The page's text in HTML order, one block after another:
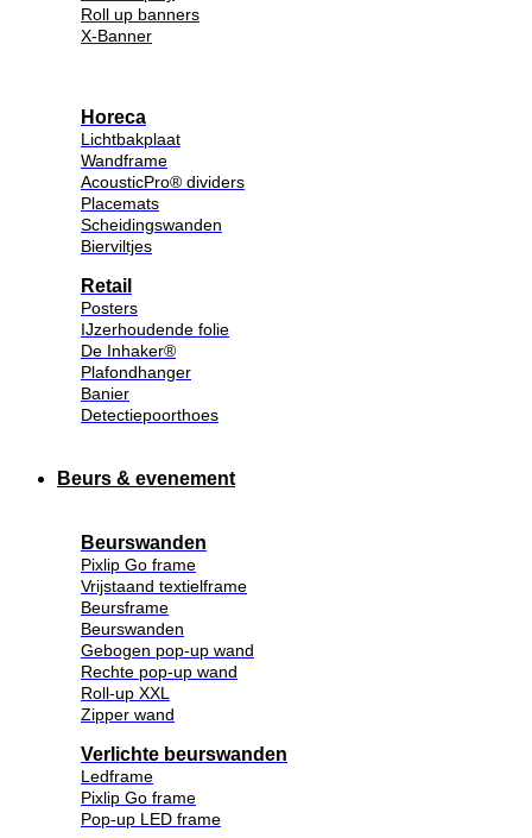
Roll up banners
X-Banner
Horeca
Lichtbakplaat
Wandframe
AcousticPro® dividers
Placemats
Scheidingswanden
Bierviltjes
Retail
Posters
IJzerhoudende folie
De Inhaker®
Plafondhanger
Banier
Detectiepoorthoes
Beurs & evenement
Beurswanden
Pixlip Go frame
Vrijstaand textielframe
Beursframe
Beurswanden
Gebogen pop-up wand
Rechte pop-up wand
Roll-up XXL
Zipper wand
Verlichte beurswanden
Ledframe
Pixlip Go frame
Pop-up LED frame